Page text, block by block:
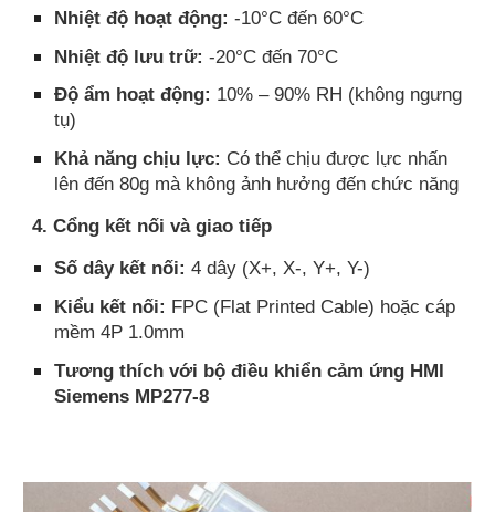
Nhiệt độ hoạt động: -10°C đến 60°C
Nhiệt độ lưu trữ: -20°C đến 70°C
Độ ẩm hoạt động: 10% – 90% RH (không ngưng
tụ)
Khả năng chịu lực: Có thể chịu được lực nhấn
lên đến 80g mà không ảnh hưởng đến chức năng
4. Cổng kết nối và giao tiếp
Số dây kết nối: 4 dây (X+, X-, Y+, Y-)
Kiểu kết nối: FPC (Flat Printed Cable) hoặc cáp
mềm 4P 1.0mm
Tương thích với bộ điều khiển cảm ứng HMI
Siemens MP277-8